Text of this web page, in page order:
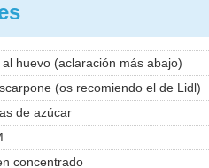
huevo (aclaración más abajo)
(os recomiendo el de Lidl)
de azúcar
concentrado